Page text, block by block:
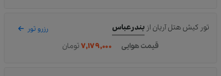
تور کیش هتل آریان از بندرعباس رزرو تور
قیمت هوایی ۷,۱۷۹,۰۰۰ تومان